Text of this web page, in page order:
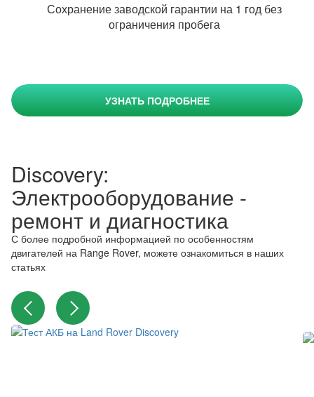
Сохранение заводской гарантии на 1 год без
ограничения пробега
УЗНАТЬ ПОДРОБНЕЕ
Discovery:
Электрооборудование -
ремонт и диагностика
С более подробной информацией по особенностям
двигателей на Range Rover, можете ознакомиться в наших
статьях